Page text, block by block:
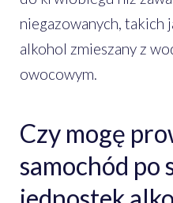
niegazowanych, takich
alkohol zmieszany z
owocowym.
Czy mogę
samochód po